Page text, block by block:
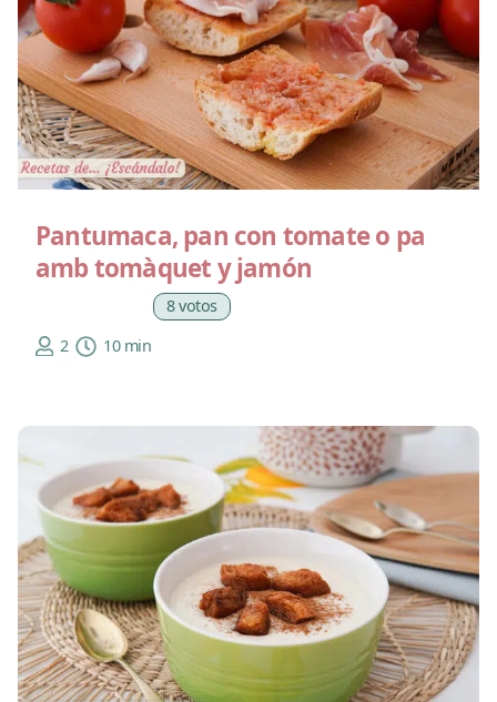
Pantumaca, pan con tomate o pa
amb tomàquet y jamón
8 votos
2
10 min